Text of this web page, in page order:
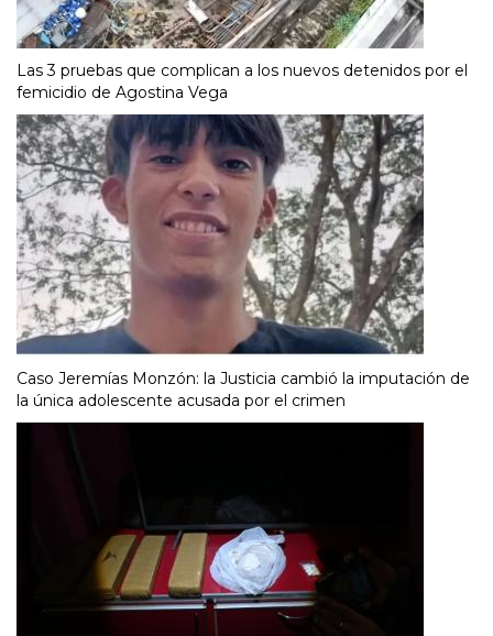
Las 3 pruebas que complican a los nuevos detenidos por el
femicidio de Agostina Vega
Caso Jeremías Monzón: la Justicia cambió la imputación de
la única adolescente acusada por el crimen